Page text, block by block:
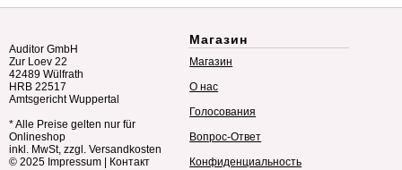
Auditor GmbH
Zur Loev 22
42489 Wülfrath
HRB 22517
Amtsgericht Wuppertal
* Alle Preise gelten nur für
Onlineshop
inkl. MwSt, zzgl. Versandkosten
© 2025 Impressum Контакт
Магазин
Магазин
О нас
Голосования
Вопрос-Ответ
Конфиденциальность